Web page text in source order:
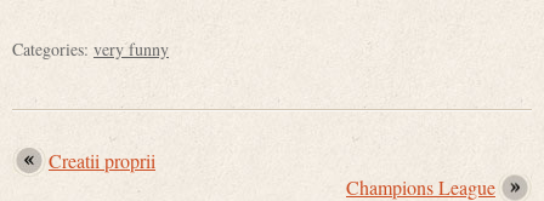
Categories: very funny
Creatii proprii
Champions League